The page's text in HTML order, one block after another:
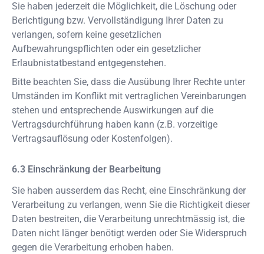
Sie haben jederzeit die Möglichkeit, die Löschung oder
Berichtigung bzw. Vervollständigung Ihrer Daten zu
verlangen, sofern keine gesetzlichen
Aufbewahrungspflichten oder ein gesetzlicher
Erlaubnistatbestand entgegenstehen.
Bitte beachten Sie, dass die Ausübung Ihrer Rechte unter
Umständen im Konflikt mit vertraglichen Vereinbarungen
stehen und entsprechende Auswirkungen auf die
Vertragsdurchführung haben kann (z.B. vorzeitige
Vertragsauflösung oder Kostenfolgen).
Einschränkung der Bearbeitung
Sie haben ausserdem das Recht, eine Einschränkung der
Verarbeitung zu verlangen, wenn Sie die Richtigkeit dieser
Daten bestreiten, die Verarbeitung unrechtmässig ist, die
Daten nicht länger benötigt werden oder Sie Widerspruch
gegen die Verarbeitung erhoben haben.